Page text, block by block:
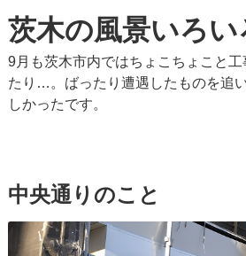
茨木の風景いろい
9月も茨木市内ではちょこちょこと
たり…。ばったり遭遇したものを追
しかったです。
中央通りのこと